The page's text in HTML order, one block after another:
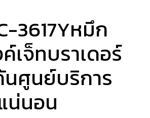
3617Yหมึก
เจ็ทบราเดอร์
นศูนย์บริการ
น่นอน